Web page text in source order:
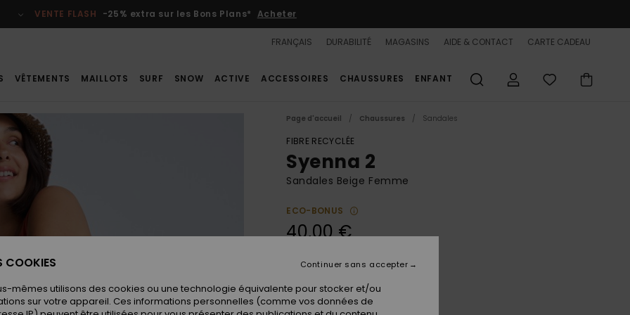
VENTE FLASH -25% extra sur les Bons Plans* Acheter
FRANÇAIS DURABILITÉ MAGASINS AIDE & CONTACT CARTE CADEAU
VÊTEMENTS MAILLOTS SURF SNOW ACTIVE ACCESSOIRES CHAUSSURES ENFANT
Page d'accueil Chaussures Sandales
FIBRE RECYCLÉE
Syenna 2
Sandales Beige Femme
ECO-BONUS
40,00 €
COOKIES
mêmes utilisons des cookies ou une technologie équivalente pour stocker et/ou
sur votre appareil. Ces informations personnelles (comme vos données de
Continuer sans accepter